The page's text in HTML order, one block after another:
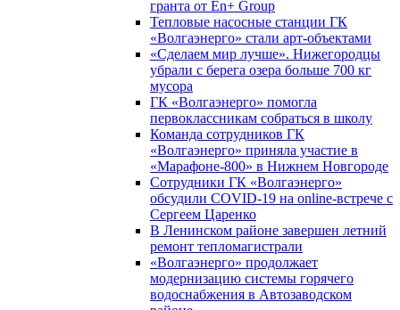
гранта от En+ Group
Тепловые насосные станции ГК
«Волгаэнерго» стали арт-объектами
«Сделаем мир лучше». Нижегородцы
убрали с берега озера больше 700 кг
мусора
ГК «Волгаэнерго» помогла
первоклассникам собраться в школу
Команда сотрудников ГК
«Волгаэнерго» приняла участие в
«Марафоне-800» в Нижнем Новгороде
Сотрудники ГК «Волгаэнерго»
обсудили COVID-19 на online-встрече с
Сергеем Царенко
В Ленинском районе завершен летний
ремонт тепломагистрали
«Волгаэнерго» продолжает
модернизацию системы горячего
водоснабжения в Автозаводском